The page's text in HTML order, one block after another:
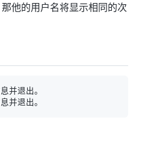
他的用户名将显示相同的次